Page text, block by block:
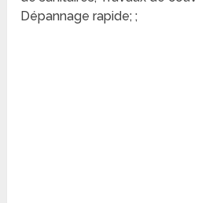
Dépannage rapide; ;